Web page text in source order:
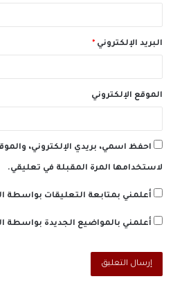
البريد الإلكتروني *
الموقع الإلكتروني
احفظ اسمي، بريدي الإلكتروني،
لاستخدامها المرة المقبلة في تعليقي.
أعلمني بمتابعة التعليقات بواسطة
أعلمني بالمواضيع الجديدة بواسطة